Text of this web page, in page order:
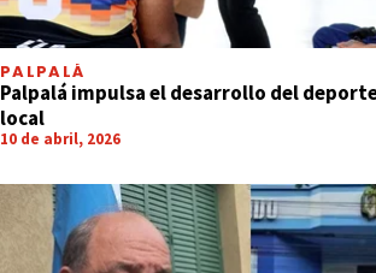
PALPALÁ
Palpalá impulsa el desarrollo del
local
10 de abril, 2026